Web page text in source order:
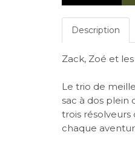
Description
Zack, Zoé et
Le trio de
sac à dos plein
trois résolveurs
chaque